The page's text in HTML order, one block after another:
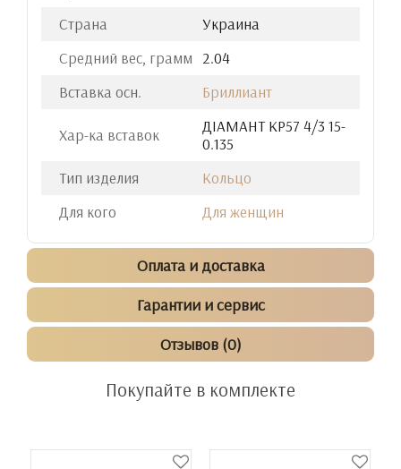
Страна
Украина
Средний вес, грамм
2.04
Вставка осн.
Бриллиант
Хар-ка вставок
ДIАМАНТ КР57 4/3 15-
0.135
Тип изделия
Кольцо
Для кого
Для женщин
Оплата и доставка
Гарантии и сервис
Отзывов (0)
Покупайте в комплекте